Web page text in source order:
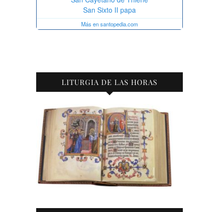
LITURGIA DE LAS HORAS